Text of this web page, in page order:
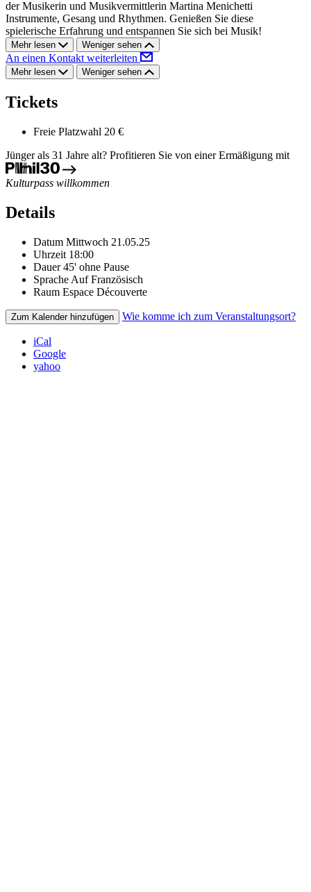
der Musikerin und Musikvermittlerin Martina Menichetti
Instrumente, Gesang und Rhythmen. Genießen Sie diese
spielerische Erfahrung und entspannen Sie sich bei Musik!
Mehr lesen Weniger sehen
An einen Kontakt weiterleiten
Mehr lesen Weniger sehen
Tickets
Freie Platzwahl 20 €
Jünger als 31 Jahre alt? Profitieren Sie von einer Ermäßigung mit
Kulturpass willkommen
Details
Datum Mittwoch 21.05.25
Uhrzeit 18:00
Dauer 45' ohne Pause
Sprache Auf Französisch
Raum Espace Découverte
Zum Kalender hinzufügen Wie komme ich zum Veranstaltungsort?
iCal
Google
yahoo